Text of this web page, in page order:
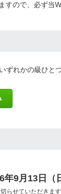
ので、必ず当
れかの級ひと
9月13日（
らせていただきます